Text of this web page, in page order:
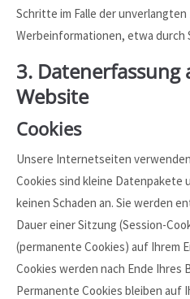
Schritte im Falle der
Werbeinformationen, etwa durch
3. Datenerfassung
Website
Cookies
Unsere Internetseiten
Cookies sind kleine Datenpakete
keinen Schaden an. Sie werden
Dauer einer Sitzung (Session-
(permanente Cookies) auf Ihrem
Cookies werden nach Ende Ihres
Permanente Cookies bleiben auf